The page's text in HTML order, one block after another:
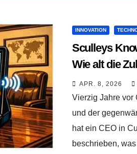
INNOVATION
Sculleys
Wie alt die
APR. 8, 2026
Vierzig Jahre vor
und der
hat ein CEO in
beschrieben,